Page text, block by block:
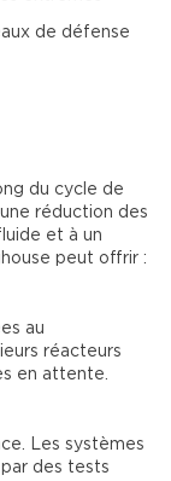
de défense
du cycle de
réduction des
et à un
peut offrir :
au
réacteurs
en attente.
Les systèmes
des tests